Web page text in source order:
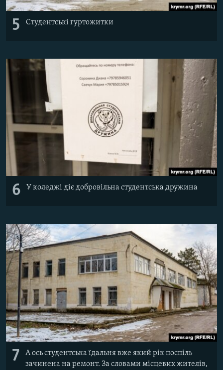
5 Студентські гуртожитки
6 У коледжі діє добровільна студентська дружина
7
А ось студентська їдальня вже який рік поспіль
зачинена на ремонт. За словами місцевих жителів,